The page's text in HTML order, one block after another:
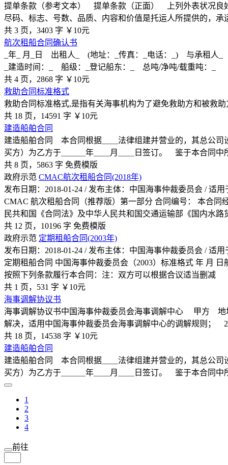
提单条款（参考文本） 提单条款（正面） 上列外表状况良
尽码、标志、号数、品质、内容和价值是托运人所提供的，承
共 3 页，3403 字 ￥10元
航次租船合同确认书
_年_ 月_日 出租人_ (地址：_传真：_电话：_) 与承租人
_建造时间：_ 船级：_登记船东：_ 总吨/净吨/载重吨：_
共 4 页，2868 字 ￥10元
救助合同标准格式
救助合同标准格式,是指有关海事机构为了避免救助方和被救
共 18 页，14591 字 ￥10元
建造船舶合同
建造船舶合同 本合同根据＿＿法律组建并营业的，其总公司
买方）为乙方于＿＿＿年＿＿月＿＿日签订。 鉴于本合同中
共 8 页，5863 字 免费模版
政府示范 CMAC航次租船合同(2018年)
发布日期：2018-01-24 / 发布主体：中国海事仲裁委员会 / 适
CMAC 航次租船合同（推荐版）第一部分 合同编号： 本合
民共和国《合同法》及中华人民共和国交通运输部《国内水路
共 12 页，10196 字 免费模版
政府示范 定期租船合同(2003年)
发布日期：2018-01-24 / 发布主体：中国海事仲裁委员会 / 适
定期租船合同 中国海事仲裁委员会（2003）标准格式 年 月
按照下列条款履行本合同：注：双方可以根据合议适当删减
共 1 页，531 字 ￥10元
海事调解协议书
海事调解协议书中国海事仲裁委员会海事调解中心 甲方
解决，适用中国海事仲裁委员会海事调解中心的调解规则；
共 18 页，14538 字 ￥10元
建造船舶合同
建造船舶合同 本合同根据＿＿法律组建并营业的，其总公司
买方）为乙方于＿＿＿年＿＿月＿＿日签订。 鉴于本合同中
1
2
3
4
前往